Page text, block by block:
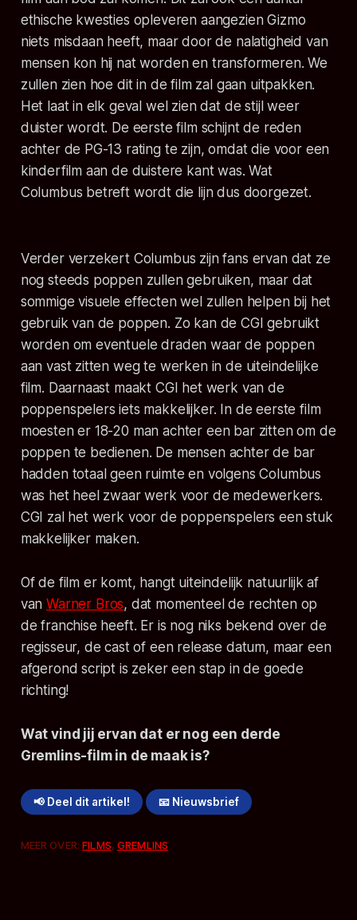
ethische kwesties opleveren aangezien Gizmo
niets misdaan heeft, maar door de nalatigheid van
mensen kon hij nat worden en transformeren. We
zullen zien hoe dit in de film zal gaan uitpakken.
Het laat in elk geval wel zien dat de stijl weer
duister wordt. De eerste film schijnt de reden
achter de PG-13 rating te zijn, omdat die voor een
kinderfilm aan de duistere kant was. Wat
Columbus betreft wordt die lijn dus doorgezet.
Verder verzekert Columbus zijn fans ervan dat ze
nog steeds poppen zullen gebruiken, maar dat
sommige visuele effecten wel zullen helpen bij het
gebruik van de poppen. Zo kan de CGI gebruikt
worden om eventuele draden waar de poppen
aan vast zitten weg te werken in de uiteindelijke
film. Daarnaast maakt CGI het werk van de
poppenspelers iets makkelijker. In de eerste film
moesten er 18-20 man achter een bar zitten om de
poppen te bedienen. De mensen achter de bar
hadden totaal geen ruimte en volgens Columbus
was het heel zwaar werk voor de medewerkers.
CGI zal het werk voor de poppenspelers een stuk
makkelijker maken.
Of de film er komt, hangt uiteindelijk natuurlijk af
vanWarner Bros, dat momenteel de rechten op
de franchise heeft. Er is nog niks bekend over de
regisseur, de cast of een release datum, maar een
afgerond script is zeker een stap in de goede
richting!
Wat vind jij ervan dat er nog een derde
Gremlins-film in de maak is?
📢 Deel dit artikel! 📧 Nieuwsbrief
MEER OVER:FILMS,GREMLINS